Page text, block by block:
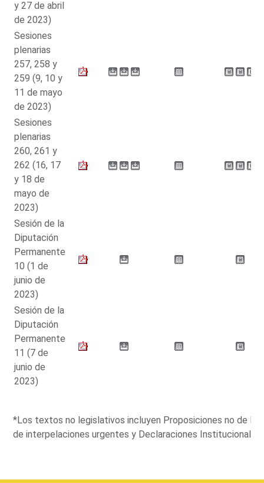
y 27 de abril
de 2023)
Sesiones
plenarias
257, 258 y
259 (9, 10 y
11 de mayo
de 2023)
Sesiones
plenarias
260, 261 y
262 (16, 17
y 18 de
mayo de
2023)
Sesión de la
Diputación
Permanente
10 (1 de
junio de
2023)
Sesión de la
Diputación
Permanente
11 (7 de
junio de
2023)
*Los textos no legislativos incluyen Proposiciones no de
de interpelaciones urgentes y Declaraciones Institucionales.